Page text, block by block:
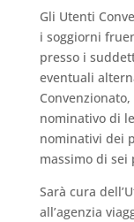
Gli Utenti
i soggiorni
presso i
eventuali
nominativo di
nominativi dei
massimo di sei
Sarà cura
all’agenzia